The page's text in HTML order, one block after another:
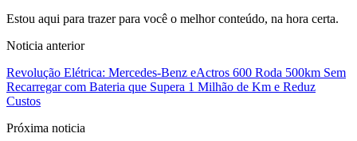
Estou aqui para trazer para você o melhor conteúdo, na hora certa.
Noticia anterior
Revolução Elétrica: Mercedes-Benz eActros 600 Roda 500km Sem
Recarregar com Bateria que Supera 1 Milhão de Km e Reduz
Custos
Próxima noticia